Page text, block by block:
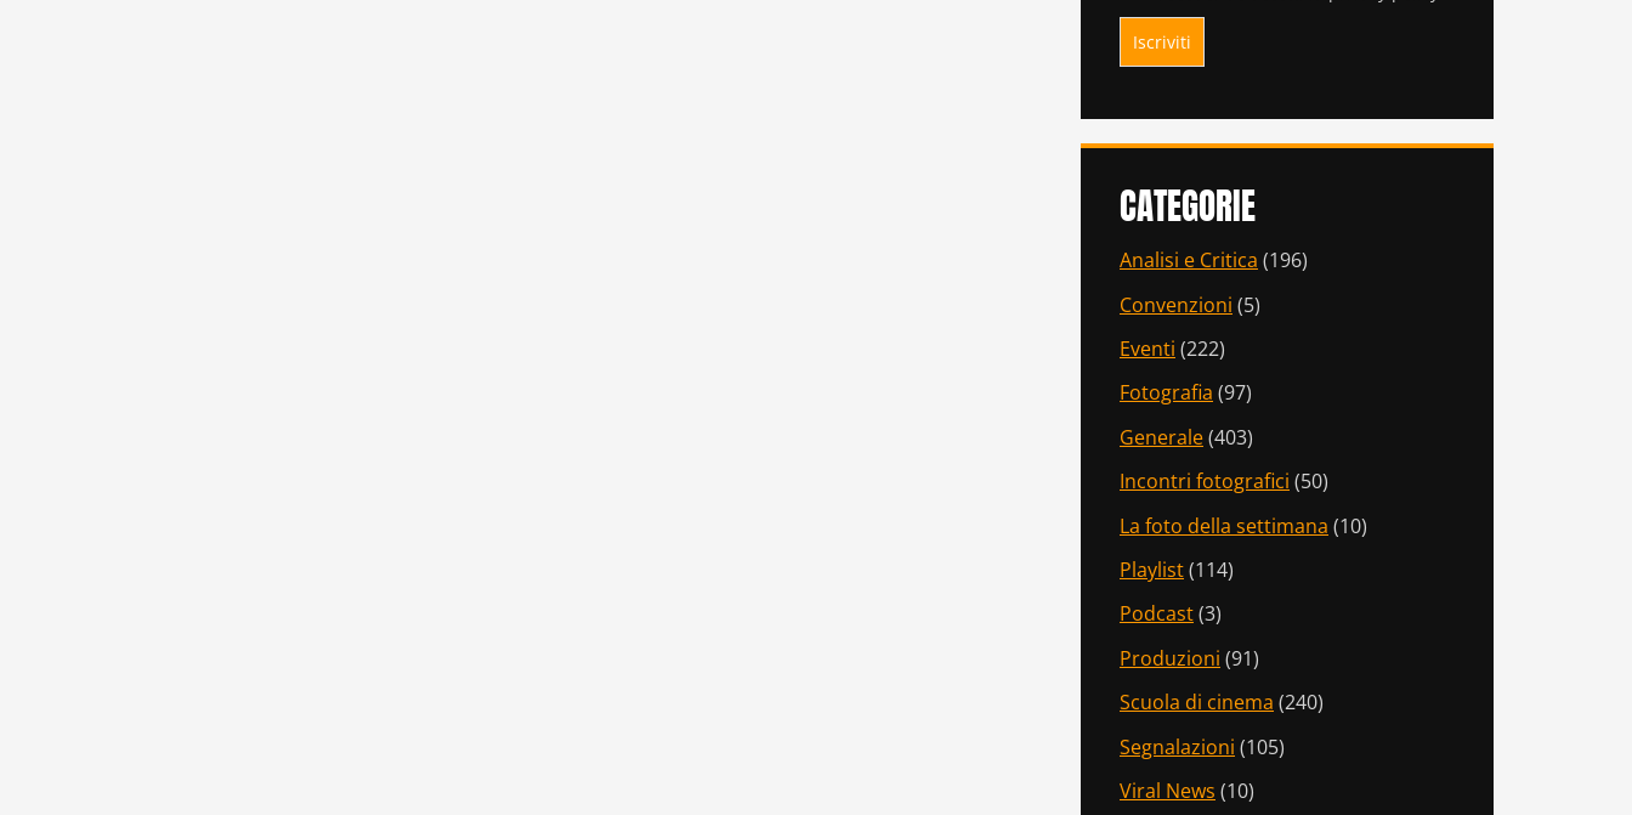
CATEGORIE
Analisi e Critica (196)
Convenzioni (5)
Eventi (222)
Fotografia (97)
Generale(403)
Incontri fotografici (50)
La foto della settimana (10)
Playlist(114)
Podcast(3)
Produzioni (91)
Scuola di cinema (240)
Segnalazioni (105)
Viral News (10)